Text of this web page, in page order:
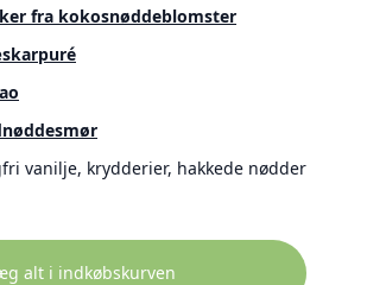
fra kokosnøddeblomster
vanilje, krydderier, hakkede nødder
alt i indkøbskurven